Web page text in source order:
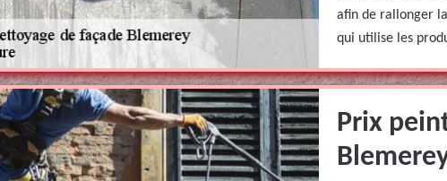
afin de rallonger
qui utilise les
Prix